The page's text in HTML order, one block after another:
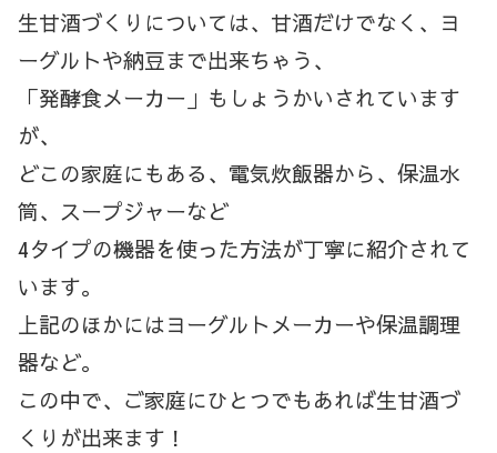
生甘酒づくりについては、甘酒だけでなく、ヨ
ーグルトや納豆まで出来ちゃう、
「発酵食メーカー」もしょうかいされています
が、
どこの家庭にもある、電気炊飯器から、保温水
筒、スープジャーなど
4タイプの機器を使った方法が丁寧に紹介されて
います。
上記のほかにはヨーグルトメーカーや保温調理
器など。
この中で、ご家庭にひとつでもあれば生甘酒づ
くりが出来ます！